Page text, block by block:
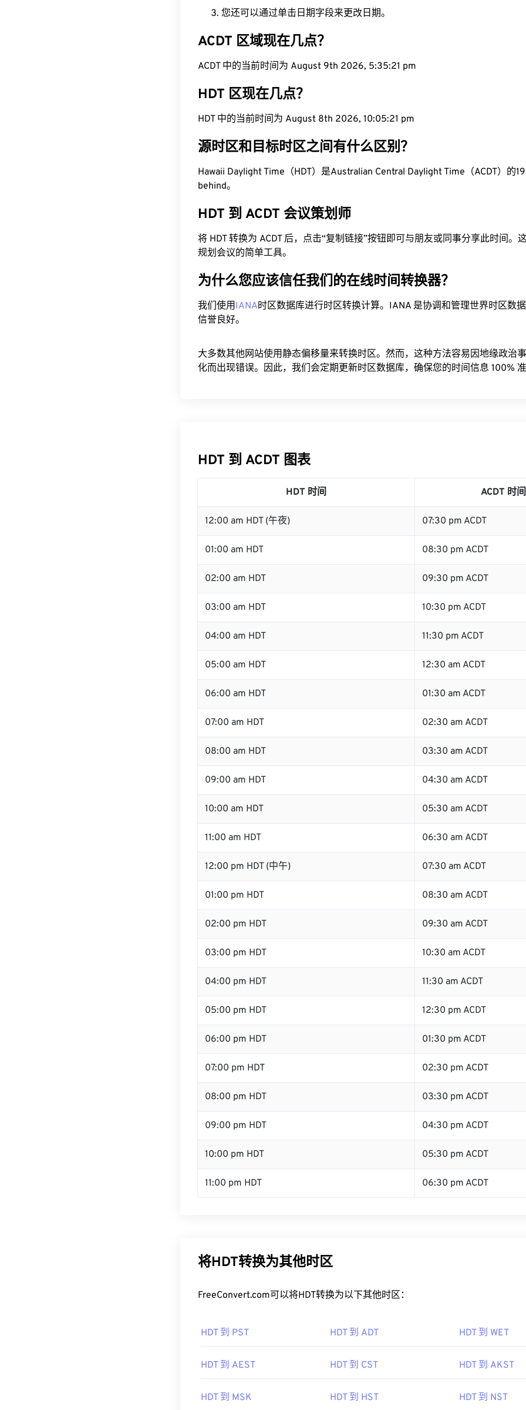
您还可以通过单击日期字段来更改日期。
ACDT 区域现在几点？
ACDT 中的当前时间为 August 9th 2026, 5:35:22 pm
HDT 区现在几点？
HDT 中的当前时间为 August 8th 2026, 10:05:22 pm
源时区和目标时区之间有什么区别？
Hawaii Daylight Time（HDT）是Australian Central Daylight Time（ACDT）的
behind。
HDT 到 ACDT 会议策划师
将 HDT 转换为 ACDT 后，点击“复制链接”按钮即可与朋友或同事分享此时间。
规划会议的简单工具。
为什么您应该信任我们的在线时间转换器？
我们使用IANA时区数据库进行时区转换计算。IANA 是协调和管理世界时区数
信誉良好。
大多数其他网站使用静态偏移量来转换时区。然而，这种方法容易因地缘政治
化而出现错误。因此，我们会定期更新时区数据库，确保您的时间信息 100%
HDT 到 ACDT 图表
HDT 时间 ACDT 时间
12:00 am HDT (午夜) 07:30 pm ACDT
01:00 am HDT 08:30 pm ACDT
02:00 am HDT 09:30 pm ACDT
03:00 am HDT 10:30 pm ACDT
04:00 am HDT 11:30 pm ACDT
05:00 am HDT 12:30 am ACDT
06:00 am HDT 01:30 am ACDT
07:00 am HDT 02:30 am ACDT
08:00 am HDT 03:30 am ACDT
09:00 am HDT 04:30 am ACDT
10:00 am HDT 05:30 am ACDT
11:00 am HDT 06:30 am ACDT
12:00 pm HDT (中午) 07:30 am ACDT
01:00 pm HDT 08:30 am ACDT
02:00 pm HDT 09:30 am ACDT
03:00 pm HDT 10:30 am ACDT
04:00 pm HDT 11:30 am ACDT
05:00 pm HDT 12:30 pm ACDT
06:00 pm HDT 01:30 pm ACDT
07:00 pm HDT 02:30 pm ACDT
08:00 pm HDT 03:30 pm ACDT
09:00 pm HDT 04:30 pm ACDT
10:00 pm HDT 05:30 pm ACDT
11:00 pm HDT 06:30 pm ACDT
将HDT转换为其他时区
FreeConvert.com可以将HDT转换为以下其他时区：
HDT 到 PST HDT 到 ADT HDT 到 WET
HDT 到 AEST HDT 到 CST HDT 到 AKST
HDT 到 MSK HDT 到 HST HDT 到 NST